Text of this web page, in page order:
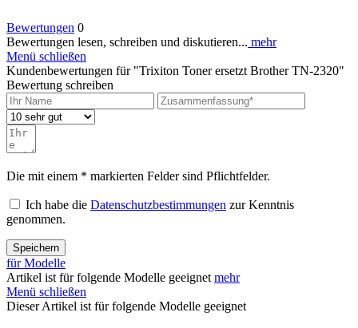
Bewertungen 0
Bewertungen lesen, schreiben und diskutieren... mehr
Menü schließen
Kundenbewertungen für "Trixiton Toner ersetzt Brother TN-2320"
Bewertung schreiben
Die mit einem * markierten Felder sind Pflichtfelder.
Ich habe die Datenschutzbestimmungen zur Kenntnis
genommen.
Speichern
für Modelle
Artikel ist für folgende Modelle geeignetmehr
Menü schließen
Dieser Artikel ist für folgende Modelle geeignet